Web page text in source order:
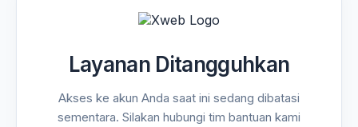
Layanan Ditangguhkan
Akses ke akun Anda saat ini sedang dibatasi
sementara. Silakan hubungi tim bantuan kami